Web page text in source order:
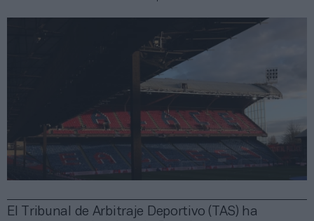
El Tribunal de Arbitraje Deportivo (TAS) ha